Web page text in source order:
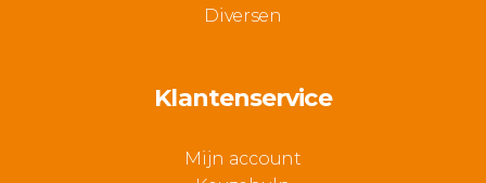
Diversen
Klantenservice
Mijn account